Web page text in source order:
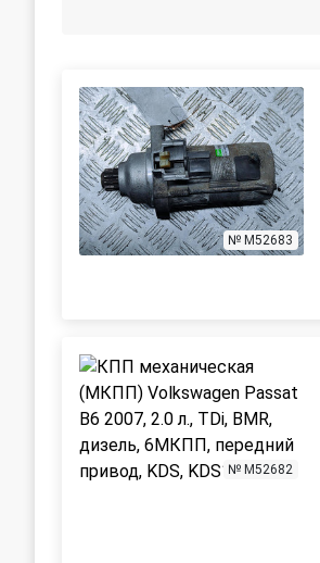
Opel
SEAT
Suzuki № M52683
№ M52682